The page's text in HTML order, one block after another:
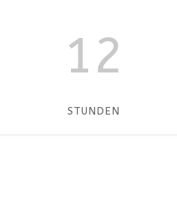
12
STUNDEN